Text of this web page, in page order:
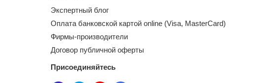
Экспертный блог
Оплата банковской картой online (Visa, MasterCard)
Фирмы-производители
Договор публичной оферты
Присоединяйтесь